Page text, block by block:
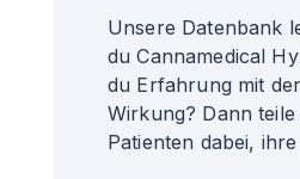
Unsere Datenbank
du Cannamedical
du Erfahrung mit
Wirkung? Dann
Patienten dabei,